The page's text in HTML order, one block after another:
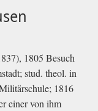
1805 Besuch
stud. theol. in
1816
einer von ihm